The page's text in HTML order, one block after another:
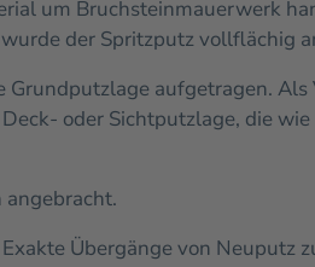
um Bruchsteinmauerwerk
der Spritzputz vollflächig
aufgetragen.
oder Sichtputzlage, die
Übergänge von Neuputz